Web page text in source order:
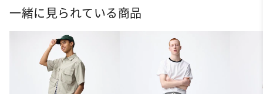
一緒に見られている商品